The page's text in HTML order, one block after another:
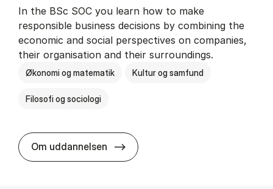
In the BSc SOC you learn how to make
responsible business decisions by combining the
economic and social perspectives on companies,
their organisation and their surroundings.
Økonomi og matematik Kultur og samfund
Filosofi og sociologi
Om uddannelsen BSc in Busi­ness Ad­min­is­tra­tion